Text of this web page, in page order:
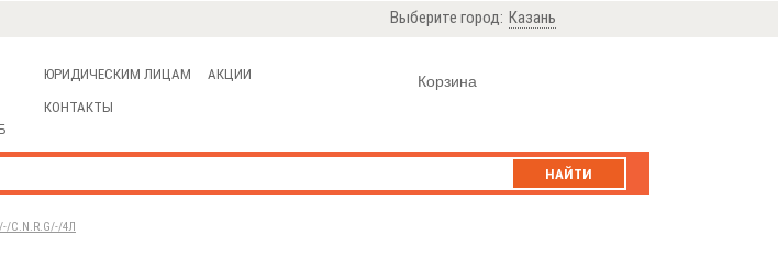
Выберите город: Казань
Корзина
ЮРИДИЧЕСКИМ ЛИЦАМ
КОНТАКТЫ
АКЦИИ
НАЙТИ
C.N.R.G/-/4Л